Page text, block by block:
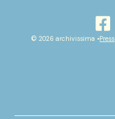
© 2026 archivissima •Press